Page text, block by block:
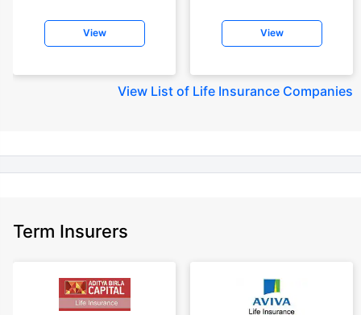
insurance for an 18 year-old male, non-smoker, with no pre-existing
diseases, cover upto 30 years of age rounded off to nearest 10
old male, non-smoker, with no pre-existing diseases, cover upto 30 years
+Rs. 15/day is starting price for a 75 lakhs term life insurance for an 18
+Rs. 504/month is starting price for a 1.5 crore term life insurance for an 18
+Rs. 494/month is starting price for a 2 crore term life insurance for an 18
year-old male, non-smoker, with no pre-existing diseases, cover upto 30
View View
View List of Life Insurance Companies
Term Insurers